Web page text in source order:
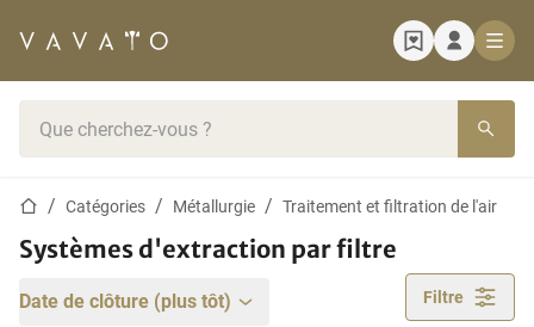
Page d'accueil
Catégories Métallurgie Traitement et filtration de l'air
Systèmes d'extraction par filtre
Date de clôture (plus tôt) Filtre